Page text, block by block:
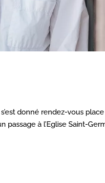
donné rendez-vous
à l’Eglise Saint-